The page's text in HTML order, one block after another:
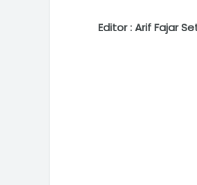
Editor : Arif Fajar